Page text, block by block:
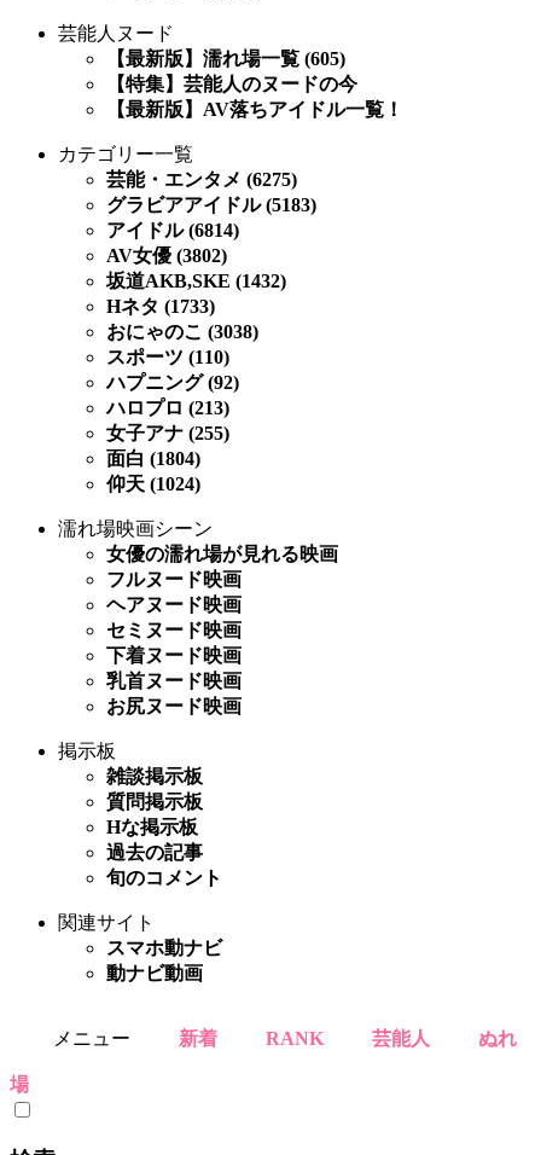
芸能人ヌード
【最新版】濡れ場一覧 (605)
【特集】芸能人のヌードの今
【最新版】AV落ちアイドル一覧！
カテゴリー一覧
芸能・エンタメ (6275)
グラビアアイドル (5183)
アイドル (6814)
AV女優 (3802)
坂道AKB,SKE (1432)
Hネタ (1733)
おにゃのこ (3038)
スポーツ (110)
ハプニング (92)
ハロプロ (213)
女子アナ (255)
面白 (1804)
仰天 (1024)
濡れ場映画シーン
女優の濡れ場が見れる映画
フルヌード映画
ヘアヌード映画
セミヌード映画
下着ヌード映画
乳首ヌード映画
お尻ヌード映画
掲示板
雑談掲示板
質問掲示板
Hな掲示板
過去の記事
旬のコメント
関連サイト
スマホ動ナビ
動ナビ動画
メニュー 新着 RANK 芸能人 ぬれ
場